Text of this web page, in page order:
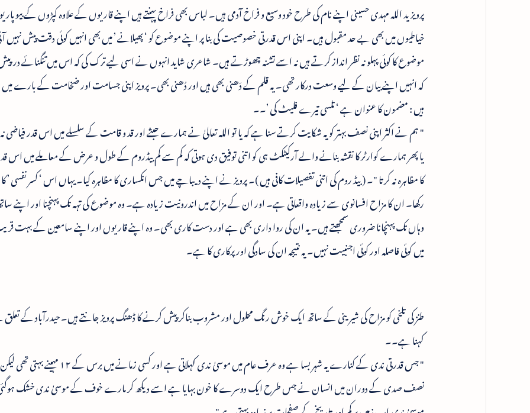
پرویز ید اللہ مہدی حسینی اپنے نام کی طرح خود وسیع و فراخ آدمی ہیں۔ لباس بھی فراخ پہنتے ہیں اپنے قاریوں کے علاوہ کپڑوں کے
خیاطیوں میں بھی بے حد مقبول ہیں۔ اپنی اس قدرتی خصوصیت کی بنا پر اپنے موضوع کو ‘ پھیلانے ’ میں بھی انہیں کوئی دقت پیش نہیں
موضوع کا کوئی پہلو نہ نظر انداز کرتے ہیں نہ اسے تشنہ چھوڑتے ہیں۔ شاعری شاید انہوں نے اسی لیے ترک کی کہ اس میں تنگنائے
کہ انہیں اپنے بیان کے لیے وسعت درکار تھی۔ یہ قلم کے دَھنی بھی ہیں اور دُھنی بھی۔ پرویز اپنی جسامت اور ضخامت کے بارے میں
ہیں : مضمون کا عنوان ہے ‘ تلسی تیرے فلیٹ کی ’۔۔
" ہم نے اکثر اپنی نصف بہتر کو یہ شکایت کرتے سنا ہے کہ یا تو اللہ تعالیٰ نے ہمارے حبثے اور قد و قامت کے سلسلے میں اس قدر فیاضی نہ
یا پھر ہمارے کوارٹر کا نقشہ بنانے والے آرکیٹکٹ ہی کو اتنی توفیق دی ہوتی کہ کم سے کم بیڈروم کے طول و عرض کے معاملے میں اس
کا مظاہرہ نہ کرتا "۔ ( بیڈ روم کی اتنی تفصیلات کافی ہیں )۔ پرویز نے اپنے دیباچے میں جس انکساری کا مظاہرہ کیا۔ یہاں اس ‘ کسر نفسی ’
رکھا۔ ان کا مزاح افسانوی سے زیادہ واقعاتی ہے۔ اور ان کے مزاح میں اندرونیت زیادہ ہے۔ وہ موضوع کی تہہ تک پہنچنا اور اپنے
وہاں تک پہنچانا ضروری سمجھتے ہیں۔ یہ ان کی روا داری بھی ہے اور دست کاری بھی۔ وہ اپنے قاریوں اور اپنے سامعین کے بہت
میں کوئی فاصلہ اور کوئی اجنبیت نہیں۔ یہ نتیجہ ان کی سادگی اور پرکاری کا ہے۔
طنز کی تلخی کو مزاح کی شیرینی کے ساتھ ایک خوش رنگ محلول اور مشروب بناکر پیش کرنے کا ڈھنگ پرویز جانتے ہیں۔ حیدرآباد کے
کہنا ہے۔۔
" جس قدرتی ندی کے کنارے یہ شہر بسا ہے وہ عرف عام میں موسیٰ ندی کہلاتی ہے اور کسی زمانے
نصف صدی کے دوران میں انسان نے جس طرح ایک دوسرے کا خون بہایا ہے اسے دیکھ کر مارے خوف کے موسیٰ ندی خشک